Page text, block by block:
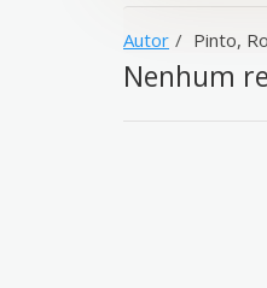
Autor Pinto,
Nenhum